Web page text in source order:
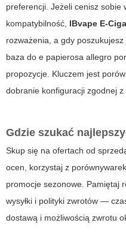
preferencji. Jeżeli cenisz sobie
kompatybilność, IBvape E-
rozważenia, a gdy
baza do e papierosa allegro
propozycje. Kluczem jest
dobranie konfiguracji zgodnej
Gdzie szukać
Skup się na ofertach od
ocen, korzystaj z
promocje sezonowe. Pamiętaj
wysyłki i polityki zwrotów —
dostawą i możliwością zwrotu